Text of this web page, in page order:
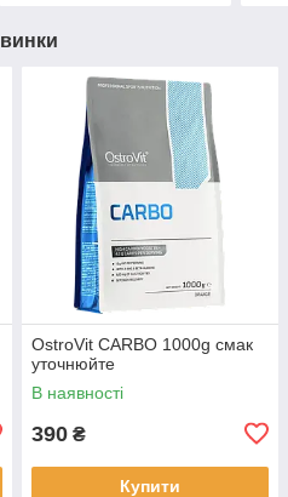
OstroVit CARBO 1000g смак
уточнюйте
В наявності
390 ₴
Купити